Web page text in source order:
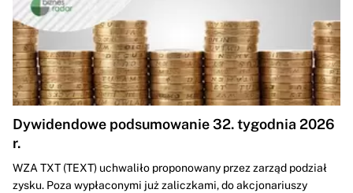
Dywidendowe podsumowanie 32. tygodnia 2026
r.
WZA TXT (TEXT) uchwaliło proponowany przez zarząd podział
zysku. Poza wypłaconymi już zaliczkami, do akcjonariuszy